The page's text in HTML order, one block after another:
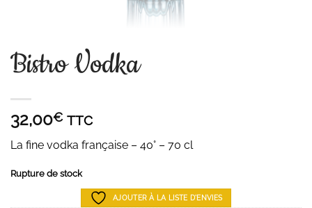
Bistro Vodka
32,00€ TTC
La fine vodka française – 40° – 70 cl
Rupture de stock
AJOUTER À LA LISTE D'ENVIES